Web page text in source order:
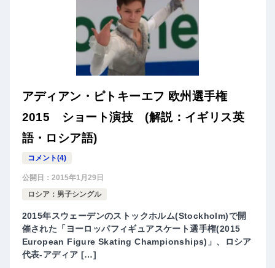
アディアン・ピトキーエフ 欧州選手権
2015 ショート演技 (解説：イギリス英
語・ロシア語)
コメント(4)
公開日： 2015年1月29日
ロシア：男子シングル
2015年スウェーデンのストックホルム(Stockholm)で開
催された「ヨーロッパフィギュアスケート選手権(2015
European Figure Skating Championships)」、ロシア
代表-アディア […]